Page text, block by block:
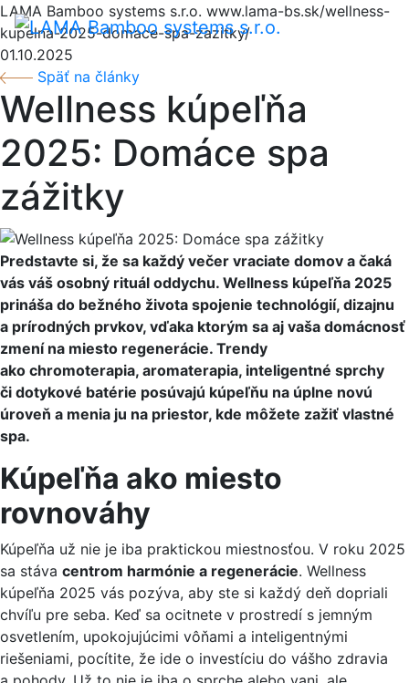
LAMA Bamboo systems s.r.o. www.lama-bs.sk/wellness-
kupelna-2025-domace-spa-zazitky/
Menu
01.10.2025
Späť na články
Wellness kúpeľňa
2025: Domáce spa
zážitky
Predstavte si, že sa každý večer vraciate domov a čaká
vás váš osobný rituál oddychu. Wellness kúpeľňa 2025
prináša do bežného života spojenie technológií, dizajnu
a prírodných prvkov, vďaka ktorým sa aj vaša domácnosť
zmení na miesto regenerácie. Trendy
ako chromoterapia, aromaterapia, inteligentné sprchy
či dotykové batérie posúvajú kúpeľňu na úplne novú
úroveň a menia ju na priestor, kde môžete zažiť vlastné
spa.
Kúpeľňa ako miesto
rovnováhy
Kúpeľňa už nie je iba praktickou miestnosťou. V roku 2025
sa stáva centrom harmónie a regenerácie. Wellness
kúpeľňa 2025 vás pozýva, aby ste si každý deň dopriali
chvíľu pre seba. Keď sa ocitnete v prostredí s jemným
osvetlením, upokojujúcimi vôňami a inteligentnými
riešeniami, pocítite, že ide o investíciu do vášho zdravia